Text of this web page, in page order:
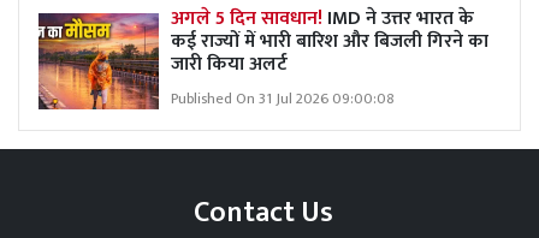
अगले 5 दिन सावधान! IMD ने उत्तर भारत के
कई राज्यों में भारी बारिश और बिजली गिरने का
जारी किया अलर्ट
Published On 31 Jul 2026 09:00:08
Contact Us